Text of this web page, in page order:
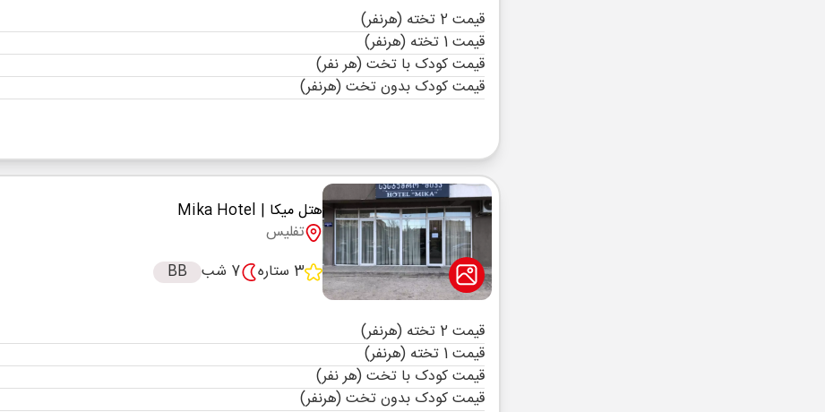
قیمت 2 تخته (هرنفر)
قیمت 1 تخته (هرنفر)
قیمت کودک با تخت (هر نفر)
قیمت کودک بدون تخت (هرنفر)
هتل میکا | Mika Hotel
تفلیس
3 ستاره
7 شب BB
قیمت 2 تخته (هرنفر)
قیمت 1 تخته (هرنفر)
قیمت کودک با تخت (هر نفر)
قیمت کودک بدون تخت (هرنفر)